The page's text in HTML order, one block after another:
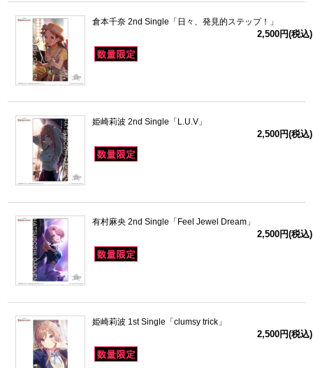
倉本千奈 2nd Single「日々、発見的ステップ！」
2,500円(税込)
姫崎莉波 2nd Single「L.U.V」
2,500円(税込)
有村麻央 2nd Single「Feel Jewel Dream」
2,500円(税込)
姫崎莉波 1st Single「clumsy trick」
2,500円(税込)